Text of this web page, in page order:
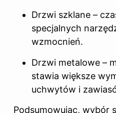
Drzwi szklane –
specjalnych
wzmocnień.
Drzwi metalowe –
stawia większe
uchwytów i
Podsumowując, wybór